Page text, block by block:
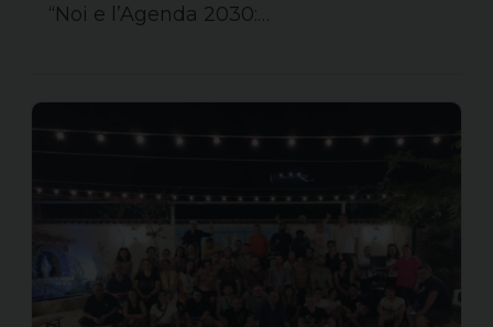
“Noi e l’Agenda 2030:…